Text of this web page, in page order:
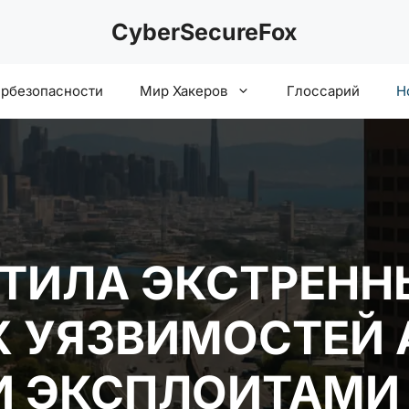
CyberSecureFox
Мир Хакеров Глоссарий